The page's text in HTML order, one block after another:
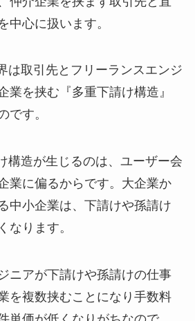
中心に扱います。
は取引先とフリーランスエンジ
業を挟む『多重下請け構造』
です。
構造が生じるのは、ユーザー会
業に偏るからです。大企業か
中小企業は、下請けや孫請け
なります。
ニアが下請けや孫請けの仕事
を複数挟むことになり手数料